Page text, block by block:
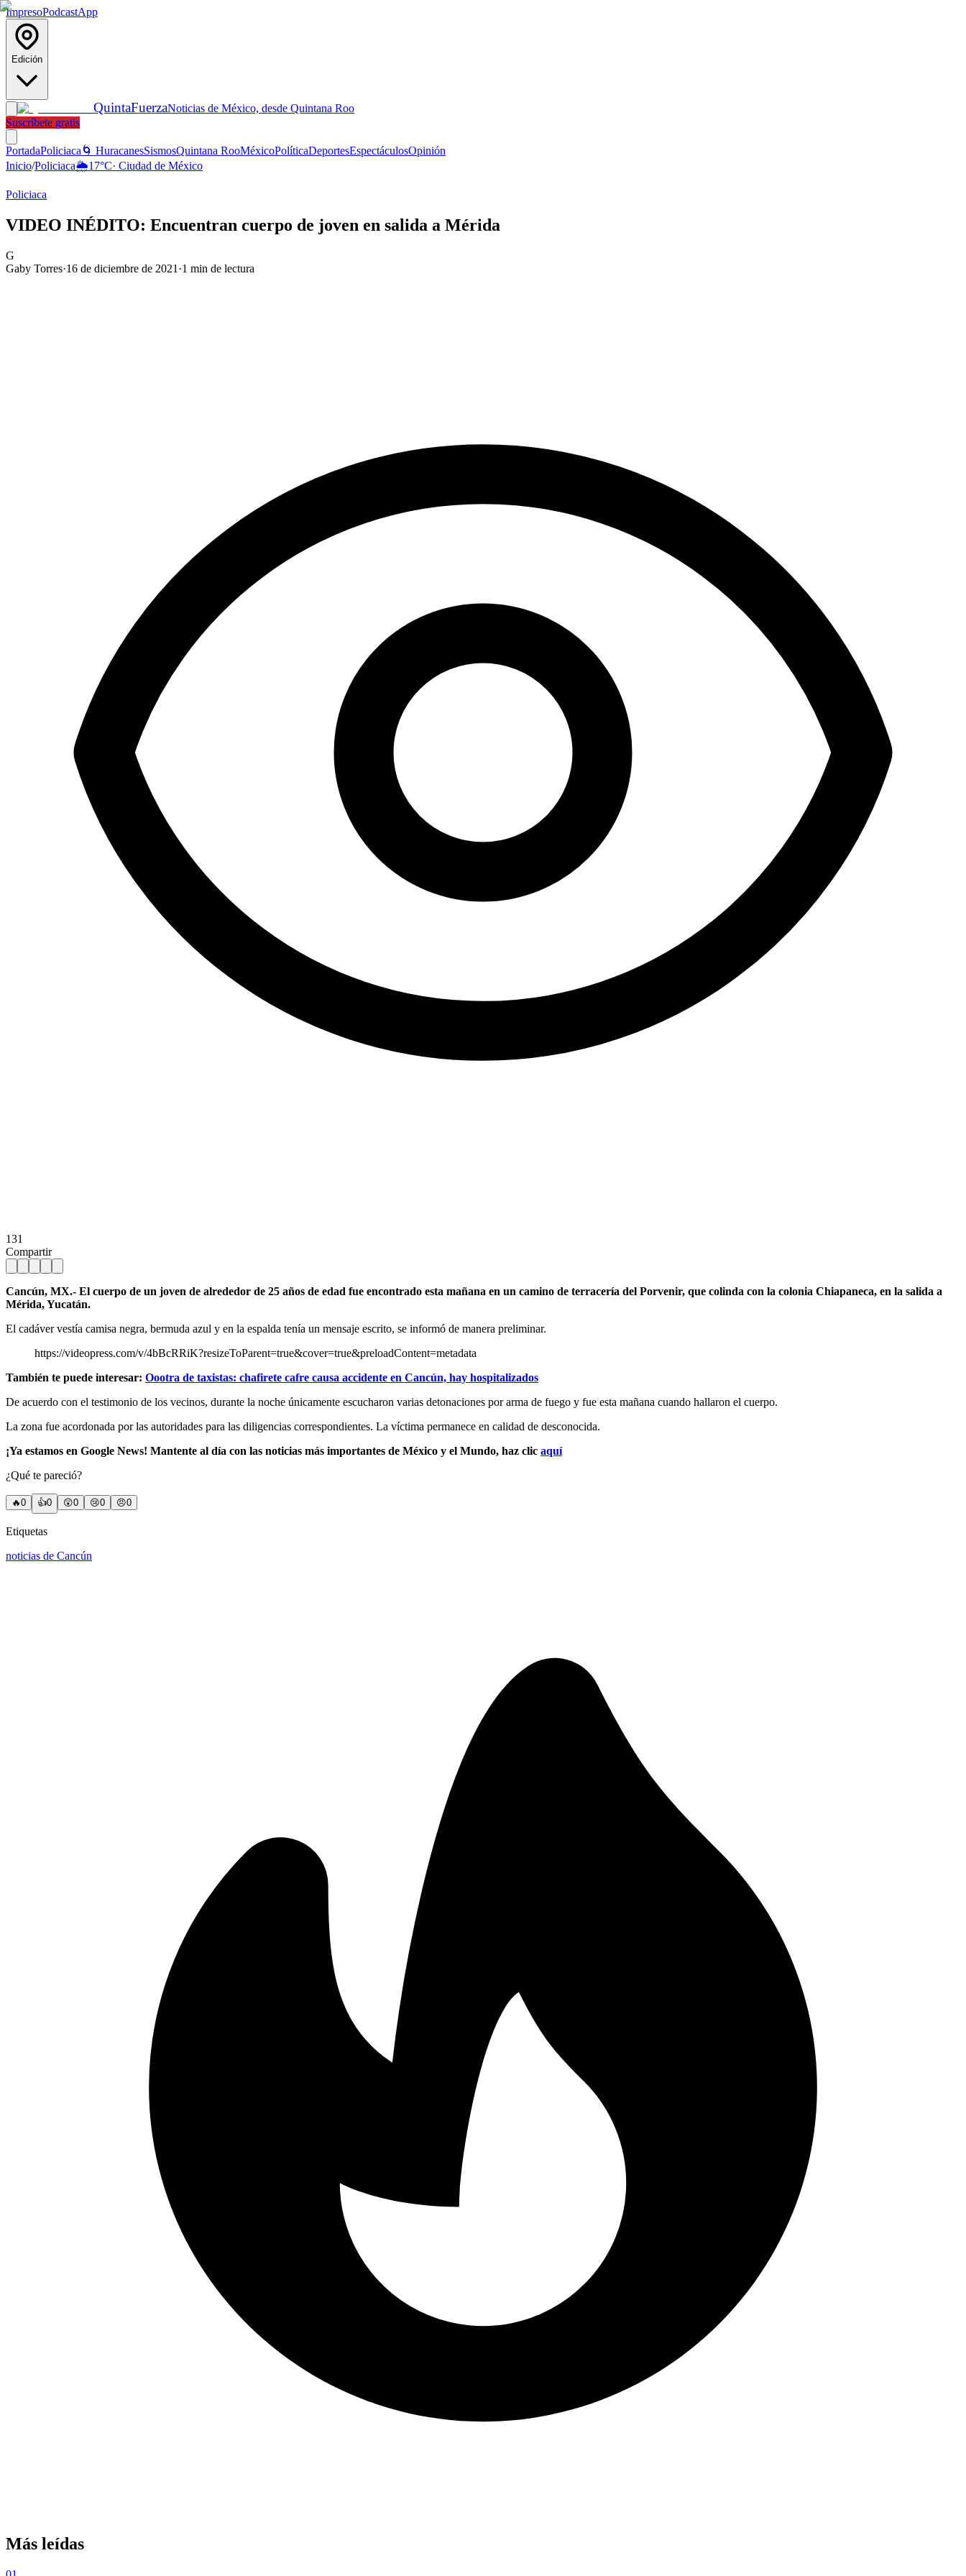
ImpresoPodcastApp
Edición
QuintaFuerzaNoticias de México, desde Quintana Roo
Suscríbete gratis
PortadaPoliciaca 🌀 HuracanesSismosQuintana RooMéxicoPolíticaDeportesEspectáculosOpinión
Inicio/Policiaca🌦️17°C· Ciudad de México
Policiaca
VIDEO INÉDITO: Encuentran cuerpo de joven en salida a Mérida
G
Gaby Torres·16 de diciembre de 2021 ·1 min de lectura
131
Compartir
Cancún, MX.- El cuerpo de un joven de alrededor de 25 años de edad fue encontrado esta mañana en un camino de terracería del Porvenir, que colinda con la colonia Chiapaneca, en la salida a
Mérida, Yucatán.
El cadáver vestía camisa negra, bermuda azul y en la espalda tenía un mensaje escrito, se informó de manera preliminar.
https://videopress.com/v/4bBcRRiK?resizeToParent=true&cover=true&preloadContent=metadata
También te puede interesar: Oootra de taxistas: chafirete cafre causa accidente en Cancún, hay hospitalizados
De acuerdo con el testimonio de los vecinos, durante la noche únicamente escucharon varias detonaciones por arma de fuego y fue esta mañana cuando hallaron el cuerpo.
La zona fue acordonada por las autoridades para las diligencias correspondientes. La víctima permanece en calidad de desconocida.
¡Ya estamos en Google News! Mantente al día con las noticias más importantes de México y el Mundo, haz clic aquí
¿Qué te pareció?
🔥0 👍0 😲0 😢0 😠0
Etiquetas
noticias de Cancún
Más leídas